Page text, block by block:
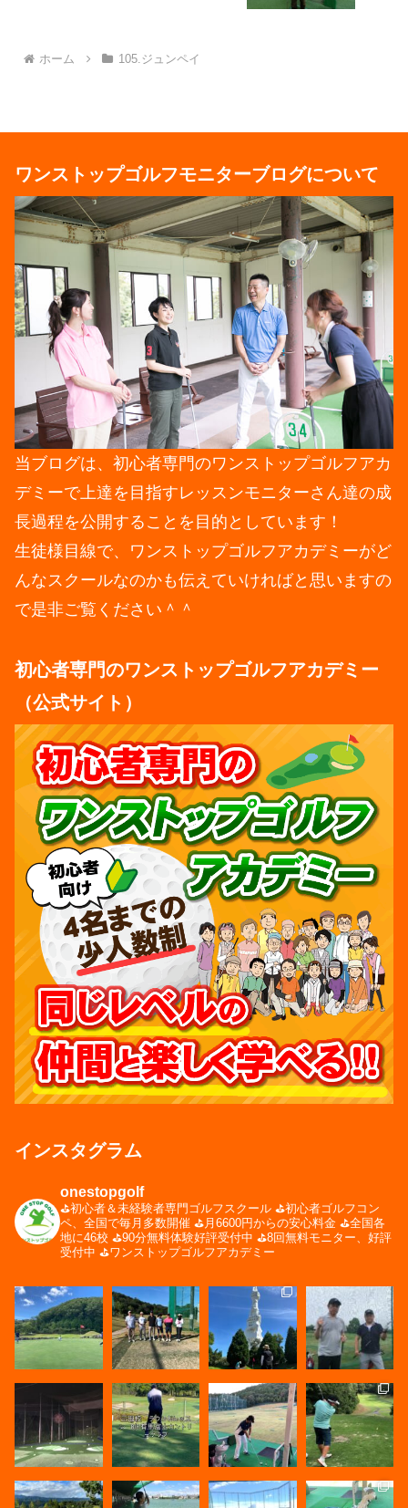
ホーム 105.ジュンペイ
ワンストップゴルフモニターブログについて
当ブログは、初心者専門のワンストップゴルフアカ
デミーで上達を目指すレッスンモニターさん達の成
長過程を公開することを目的としています！
生徒様目線で、ワンストップゴルフアカデミーがど
んなスクールなのかも伝えていければと思いますの
で是非ご覧ください＾＾
初心者専門のワンストップゴルフアカデミー
（公式サイト）
インスタグラム
onestopgolf
⛳️初心者＆未経験者専門ゴルフスクール ⛳️初心者ゴルフコン
ペ、全国で毎月多数開催 ⛳️月6600円からの安心料金 ⛳️全国各
地に46校 ⛳️90分無料体験好評受付中 ⛳️8回無料モニター、好評
受付中 ⛳️ワンストップゴルフアカデミー